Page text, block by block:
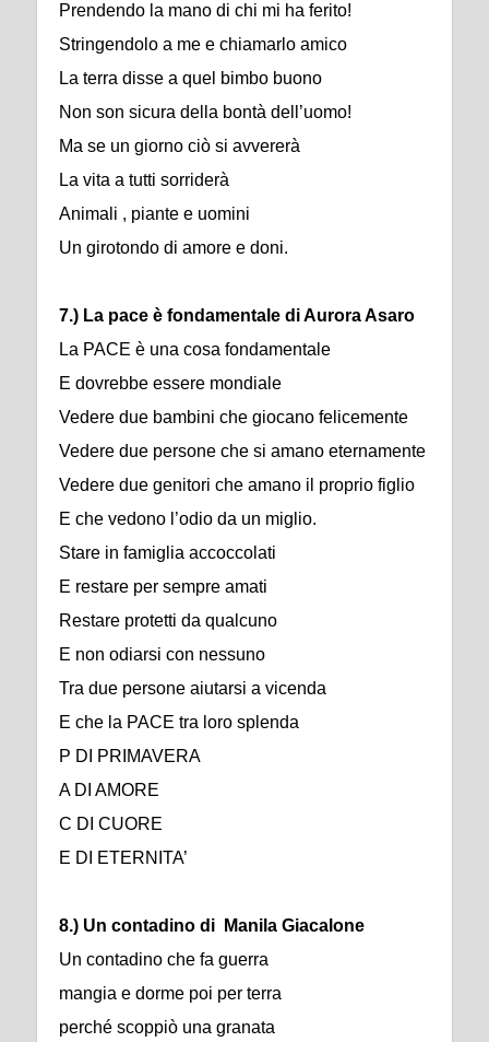
Prendendo la mano di chi mi ha ferito!
Stringendolo a me e chiamarlo amico
La terra disse a quel bimbo buono
Non son sicura della bontà dell’uomo!
Ma se un giorno ciò si avvererà
La vita a tutti sorriderà
Animali , piante e uomini
Un girotondo di amore e doni.
7.) La pace è fondamentale di Aurora Asaro
La PACE è una cosa fondamentale
E dovrebbe essere mondiale
Vedere due bambini che giocano felicemente
Vedere due persone che si amano eternamente
Vedere due genitori che amano il proprio figlio
E che vedono l’odio da un miglio.
Stare in famiglia accoccolati
E restare per sempre amati
Restare protetti da qualcuno
E non odiarsi con nessuno
Tra due persone aiutarsi a vicenda
E che la PACE tra loro splenda
P DI PRIMAVERA
A DI AMORE
C DI CUORE
E DI ETERNITA’
8.) Un contadino di Manila Giacalone
Un contadino che fa guerra
mangia e dorme poi per terra
perché scoppiò una granata